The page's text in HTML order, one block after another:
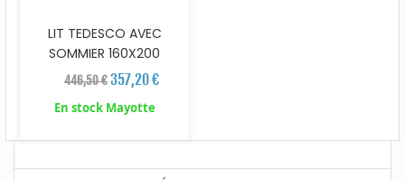
LIT TEDESCO AVEC
SOMMIER 160X200
446,50 € 357,20 €
En stock Mayotte